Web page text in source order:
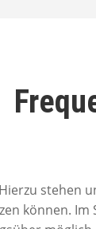
können.